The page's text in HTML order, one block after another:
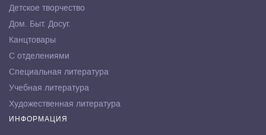
Детское творчество
Дом. Быт. Досуг.
Канцтовары
С отделениями
Специальная литература
Учебная литература
Художественная литература
ИНФОРМАЦИЯ